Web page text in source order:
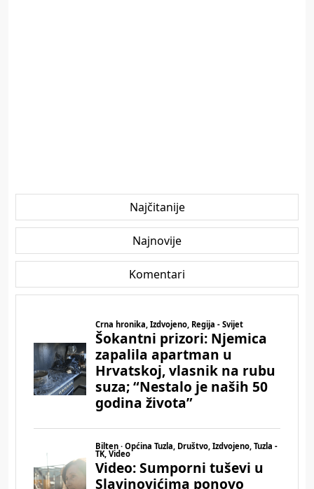
Najčitanije
Najnovije
Komentari